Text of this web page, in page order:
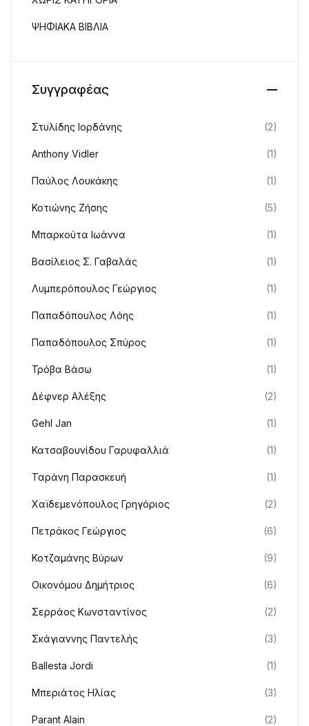
ΨΗΦΙΑΚΑ ΒΙΒΛΙΑ
Συγγραφέας
Στυλίδης Ιορδάνης (2)
Anthony Vidler (1)
Παύλος Λουκάκης (1)
Κοτιώνης Ζήσης (5)
Μπαρκούτα Ιωάννα (1)
Βασίλειος Σ. Γαβαλάς (1)
Λυμπερόπουλος Γεώργιος (1)
Παπαδόπουλος Λόης (1)
Παπαδόπουλος Σπύρος (1)
Τρόβα Βάσω (1)
Δέφνερ Αλέξης (2)
Gehl Jan (1)
Κατσαβουνίδου Γαρυφαλλιά (1)
Ταράνη Παρασκευή (1)
Χαϊδεμενόπουλος Γρηγόριος (2)
Πετράκος Γεώργιος (6)
Κοτζαμάνης Βύρων (9)
Οικονόμου Δημήτριος (6)
Σερράος Κωνσταντίνος (2)
Σκάγιαννης Παντελής (3)
Ballesta Jordi (1)
Μπεριάτος Ηλίας (3)
Parant Alain (2)